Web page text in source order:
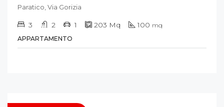
Paratico, Via Gorizia
3 2 1 203 Mq 100 mq
APPARTAMENTO